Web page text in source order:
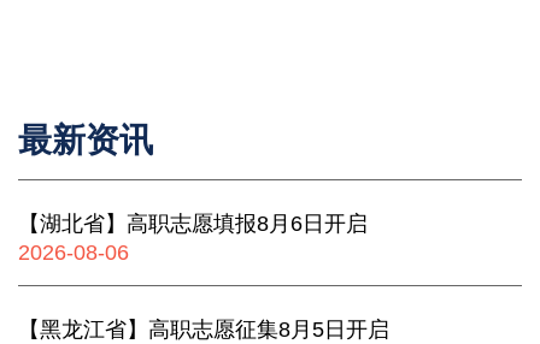
最新资讯
【湖北省】高职志愿填报8月6日开启
2026-08-06
【黑龙江省】高职志愿征集8月5日开启